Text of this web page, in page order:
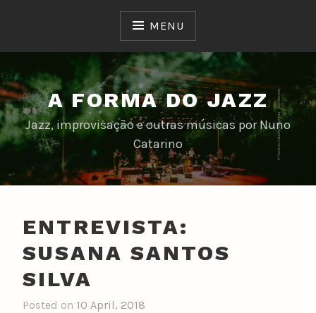
MENU
A FORMA DO JAZZ
Jazz, improvisação e outras músicas por Nuno
Catarino
ENTREVISTA:
SUSANA SANTOS
SILVA
Posted on 10 April, 2018